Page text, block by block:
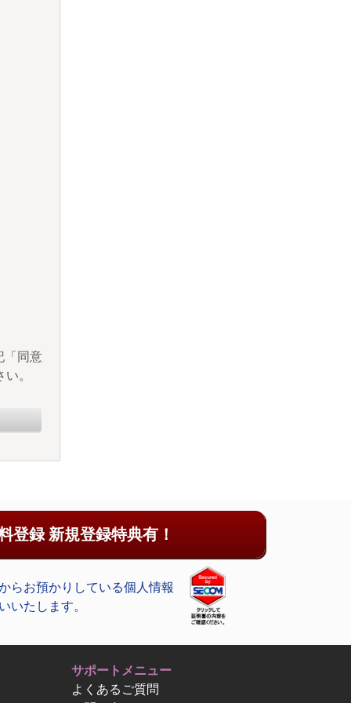
「同意
。
登録 新規登録特典有！
らお預かりしている個人情報
いたします。
サポートメニュー
よくあるご質問